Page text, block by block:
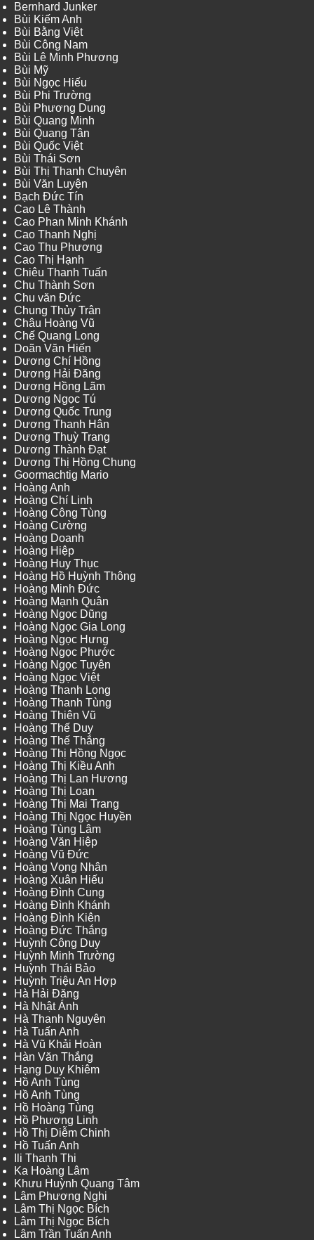
Bernhard Junker
Bùi Kiếm Anh
Bùi Bằng Việt
Bùi Công Nam
Bùi Lê Minh Phương
Bùi Mỹ
Bùi Ngọc Hiếu
Bùi Phi Trường
Bùi Phương Dung
Bùi Quang Minh
Bùi Quang Tân
Bùi Quốc Việt
Bùi Thái Sơn
Bùi Thị Thanh Chuyên
Bùi Văn Luyện
Bạch Đức Tín
Cao Lê Thành
Cao Phan Minh Khánh
Cao Thanh Nghị
Cao Thu Phương
Cao Thị Hạnh
Chiêu Thanh Tuấn
Chu Thành Sơn
Chu văn Đức
Chung Thủy Trân
Châu Hoàng Vũ
Chế Quang Long
Doãn Văn Hiến
Dương Chí Hồng
Dương Hải Đăng
Dương Hồng Lãm
Dương Ngọc Tú
Dương Quốc Trung
Dương Thanh Hân
Dương Thuỳ Trang
Dương Thành Đạt
Dương Thị Hồng Chung
Goormachtig Mario
Hoàng Anh
Hoàng Chí Linh
Hoàng Công Tùng
Hoàng Cường
Hoàng Doanh
Hoàng Hiệp
Hoàng Huy Thục
Hoàng Hồ Huỳnh Thông
Hoàng Minh Đức
Hoàng Mạnh Quân
Hoàng Ngọc Dũng
Hoàng Ngọc Gia Long
Hoàng Ngọc Hưng
Hoàng Ngọc Phước
Hoàng Ngọc Tuyên
Hoàng Ngọc Việt
Hoàng Thanh Long
Hoàng Thanh Tùng
Hoàng Thiên Vũ
Hoàng Thế Duy
Hoàng Thế Thắng
Hoàng Thị Hồng Ngọc
Hoàng Thị Kiều Anh
Hoàng Thị Lan Hương
Hoàng Thị Loan
Hoàng Thị Mai Trang
Hoàng Thị Ngọc Huyền
Hoàng Tùng Lâm
Hoàng Văn Hiệp
Hoàng Vũ Đức
Hoàng Vọng Nhân
Hoàng Xuân Hiếu
Hoàng Đình Cung
Hoàng Đình Khánh
Hoàng Đình Kiên
Hoàng Đức Thắng
Huỳnh Công Duy
Huỳnh Minh Trường
Huỳnh Thái Bảo
Huỳnh Triệu An Hợp
Hà Hải Đăng
Hà Nhật Ánh
Hà Thanh Nguyên
Hà Tuấn Anh
Hà Vũ Khải Hoàn
Hàn Văn Thắng
Hạng Duy Khiêm
Hồ Anh Tùng
Hồ Anh Tùng
Hồ Hoàng Tùng
Hồ Phương Linh
Hồ Thị Diễm Chinh
Hồ Tuấn Anh
Ili Thanh Thi
Ka Hoàng Lâm
Khưu Huỳnh Quang Tâm
Lâm Phương Nghi
Lâm Thị Ngọc Bích
Lâm Thị Ngọc Bích
Lâm Trần Tuấn Anh